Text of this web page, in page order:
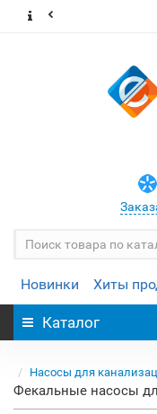
Новинки Хиты
Каталог
Насосы для
Фекальные насосы